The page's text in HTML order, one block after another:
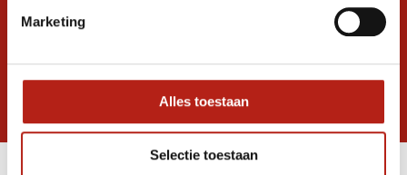
Marketing
Alles toestaan
Selectie toestaan
Ontvang de nieuwste aanbiedingen en
promoties
Inschrijven voor
korting
* Lees hier de wettelijke beperkingen